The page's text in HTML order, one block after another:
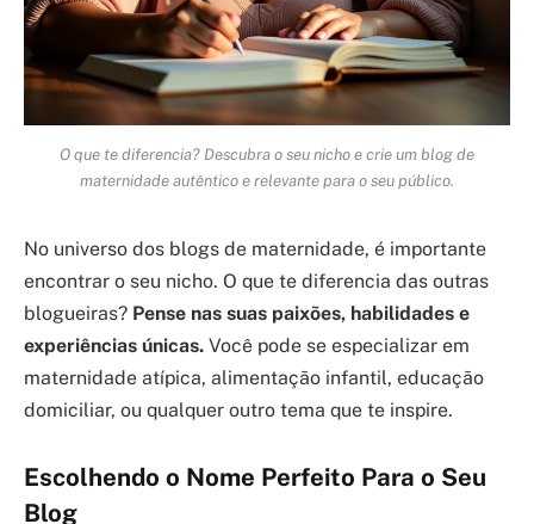
O que te diferencia? Descubra o seu nicho e crie um blog de
maternidade autêntico e relevante para o seu público.
No universo dos blogs de maternidade, é importante
encontrar o seu nicho. O que te diferencia das outras
blogueiras? Pense nas suas paixões, habilidades e
experiências únicas. Você pode se especializar em
maternidade atípica, alimentação infantil, educação
domiciliar, ou qualquer outro tema que te inspire.
Escolhendo o Nome Perfeito Para o Seu
Blog